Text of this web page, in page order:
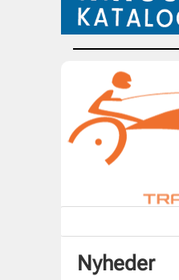
Nyheder